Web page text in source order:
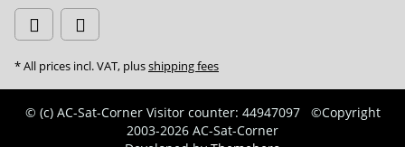
* All prices incl. VAT, plusshipping fees
© (c) AC-Sat-CornerVisitor counter: 44947097
©Copyright
2003-2026 AC-Sat-Corner